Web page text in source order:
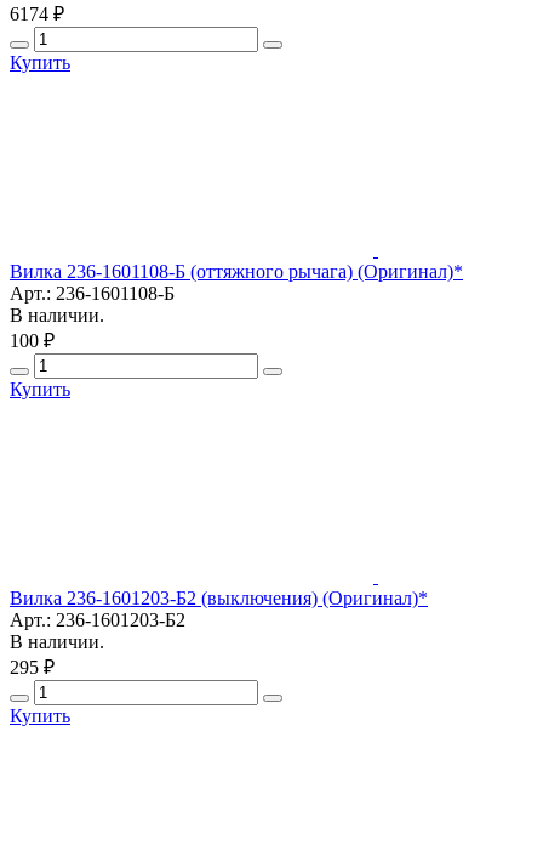
6174 ₽
Купить
Вилка 236-1601108-Б (оттяжного рычага) (Оригинал)*
Арт.: 236-1601108-Б
В наличии.
100 ₽
Купить
Вилка 236-1601203-Б2 (выключения) (Оригинал)*
Арт.: 236-1601203-Б2
В наличии.
295 ₽
Купить